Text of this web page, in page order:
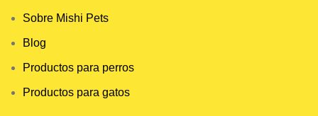
Sobre Mishi Pets
Blog
Productos para perros
Productos para gatos